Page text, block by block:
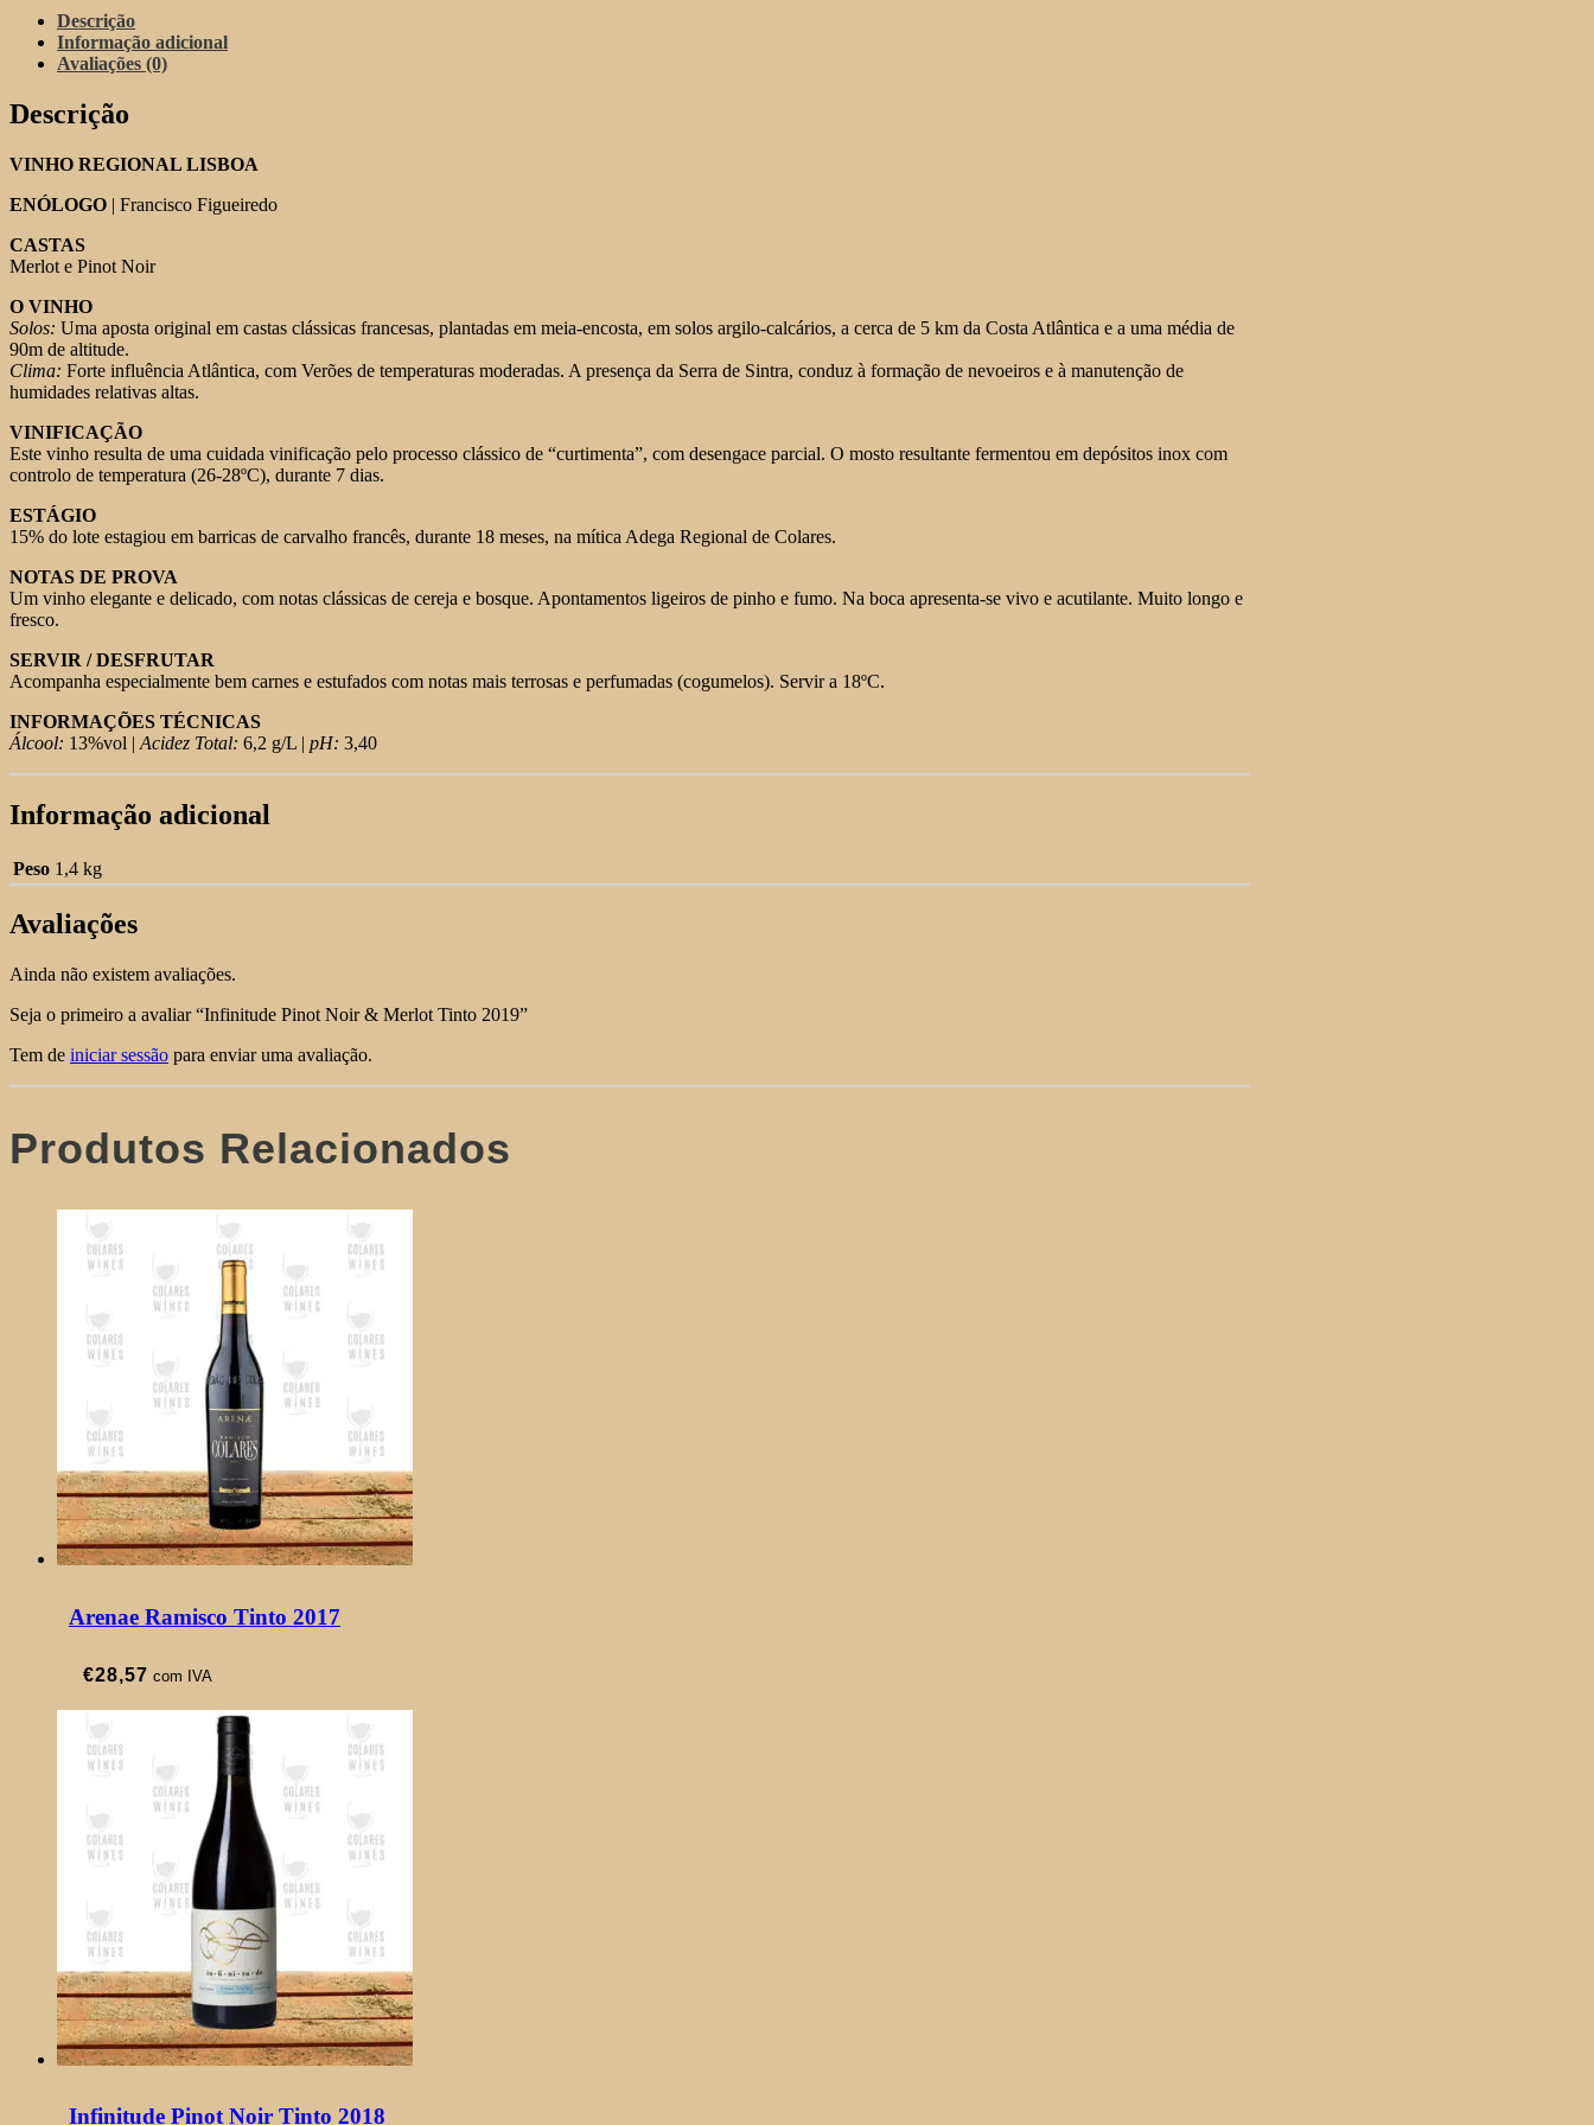
Pinot
Noir
Merlot
Tinto
2019
Descrição
Informação adicional
Avaliações (0)
Descrição
VINHO REGIONAL LISBOA
ENÓLOGO | Francisco Figueiredo
CASTAS
Merlot e Pinot Noir
O VINHO
Solos: Uma aposta original em castas clássicas francesas, plantadas em meia-encosta, em solos argilo-calcários, a cerca de 5 km da Costa Atlântica e a uma média de
90m de altitude.
Clima: Forte influência Atlântica, com Verões de temperaturas moderadas. A presença da Serra de Sintra, conduz à formação de nevoeiros e à manutenção de
humidades relativas altas.
VINIFICAÇÃO
Este vinho resulta de uma cuidada vinificação pelo processo clássico de “curtimenta”, com desengace parcial. O mosto resultante fermentou em depósitos inox com
controlo de temperatura (26-28ºC), durante 7 dias.
ESTÁGIO
15% do lote estagiou em barricas de carvalho francês, durante 18 meses, na mítica Adega Regional de Colares.
NOTAS DE PROVA
Um vinho elegante e delicado, com notas clássicas de cereja e bosque. Apontamentos ligeiros de pinho e fumo. Na boca apresenta-se vivo e acutilante. Muito longo e
fresco.
SERVIR / DESFRUTAR
Acompanha especialmente bem carnes e estufados com notas mais terrosas e perfumadas (cogumelos). Servir a 18ºC.
INFORMAÇÕES TÉCNICAS
Álcool: 13%vol | Acidez Total: 6,2 g/L | pH: 3,40
Informação adicional
Peso 1,4 kg
Avaliações
Ainda não existem avaliações.
Seja o primeiro a avaliar “Infinitude Pinot Noir & Merlot Tinto 2019”
Tem de iniciar sessão para enviar uma avaliação.
Produtos Relacionados
Arenae Ramisco Tinto 2017
€28,57 com IVA
Infinitude Pinot Noir Tinto 2018